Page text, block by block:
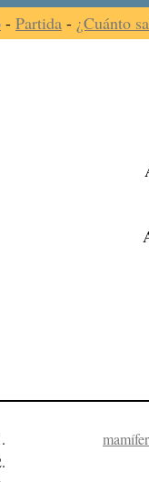
- Partida - ¿Cuánto